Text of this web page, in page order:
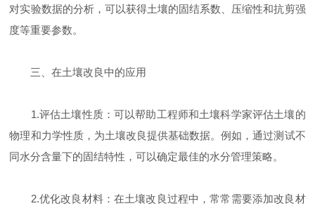
对实验数据的分析，可以获得土壤的固结系数、压缩性和抗剪强
度等重要参数。
三、在土壤改良中的应用
1.评估土壤性质：可以帮助工程师和土壤科学家评估土壤的
物理和力学性质，为土壤改良提供基础数据。例如，通过测试不
同水分含量下的固结特性，可以确定最佳的水分管理策略。
2.优化改良材料：在土壤改良过程中，常常需要添加改良材